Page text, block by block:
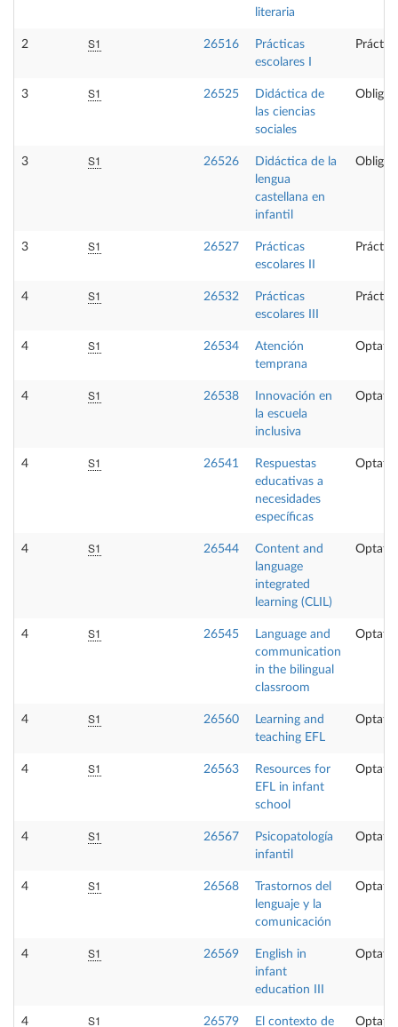
literaria
2 S1 26516
Prácticas
escolares I
3 S1 26525
Didáctica de
las ciencias
sociales
3 S1 26526
Didáctica de la
lengua
castellana en
infantil
3 S1 26527
Prácticas
escolares II
4 S1 26532
Prácticas
escolares III
4 S1 26534
Atención
temprana
4 S1 26538
Innovación en
la escuela
inclusiva
4 S1 26541
Respuestas
educativas a
necesidades
específicas
4 S1 26544
Content and
language
integrated
learning (CLIL)
4 S1 26545
Language and
communication
in the bilingual
classroom
4 S1 26560
Learning and
teaching EFL
4 S1 26563
Resources for
EFL in infant
school
4 S1 26567
Psicopatología
infantil
4 S1 26568
Trastornos del
lenguaje y la
comunicación
4 S1 26569
English in
infant
education III
4 S1 26579
El contexto de